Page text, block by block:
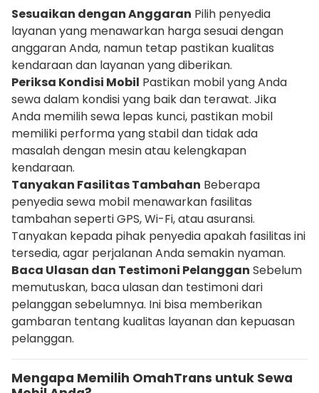
Sesuaikan dengan Anggaran Pilih penyedia
layanan yang menawarkan harga sesuai dengan
anggaran Anda, namun tetap pastikan kualitas
kendaraan dan layanan yang diberikan.
Periksa Kondisi Mobil Pastikan mobil yang Anda
sewa dalam kondisi yang baik dan terawat. Jika
Anda memilih sewa lepas kunci, pastikan mobil
memiliki performa yang stabil dan tidak ada
masalah dengan mesin atau kelengkapan
kendaraan.
Tanyakan Fasilitas Tambahan Beberapa
penyedia sewa mobil menawarkan fasilitas
tambahan seperti GPS, Wi-Fi, atau asuransi.
Tanyakan kepada pihak penyedia apakah fasilitas ini
tersedia, agar perjalanan Anda semakin nyaman.
Baca Ulasan dan Testimoni Pelanggan Sebelum
memutuskan, baca ulasan dan testimoni dari
pelanggan sebelumnya. Ini bisa memberikan
gambaran tentang kualitas layanan dan kepuasan
pelanggan.
Mengapa Memilih OmahTrans untuk Sewa